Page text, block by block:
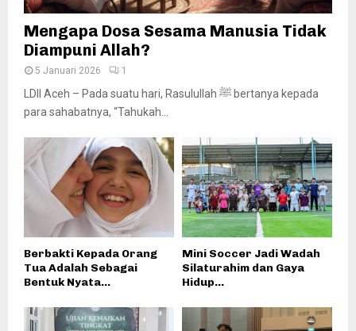
Mengapa Dosa Sesama Manusia Tidak
Diampuni Allah?
5 Januari 2026 1
LDII Aceh – Pada suatu hari, Rasulullah ﷺ bertanya kepada
para sahabatnya, “Tahukah...
Berbakti Kepada Orang
Tua Adalah Sebagai
Bentuk Nyata...
Mini Soccer Jadi Wadah
Silaturahim dan Gaya
Hidup...